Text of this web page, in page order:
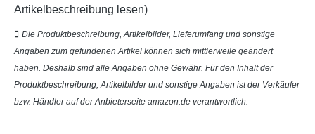
Artikelbeschreibung lesen)
Die Produktbeschreibung, Artikelbilder, Lieferumfang und sonstige
Angaben zum gefundenen Artikel können sich mittlerweile geändert
haben. Deshalb sind alle Angaben ohne Gewähr. Für den Inhalt der
Produktbeschreibung, Artikelbilder und sonstige Angaben ist der Verkäufer
bzw. Händler auf der Anbieterseite amazon.de verantwortlich.